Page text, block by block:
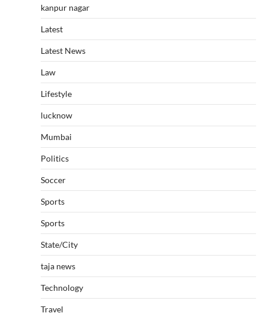
kanpur nagar
Latest
Latest News
Law
Lifestyle
lucknow
Mumbai
Politics
Soccer
Sports
Sports
State/City
taja news
Technology
Travel